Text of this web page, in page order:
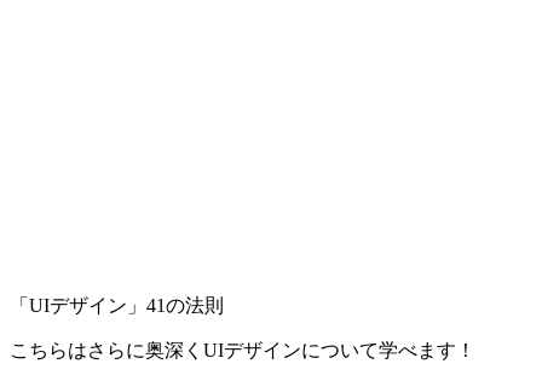
「UIデザイン」41の法則
こちらはさらに奥深くUIデザインについて学べます！